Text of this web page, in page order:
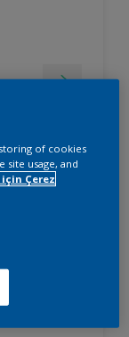
of cookies
site usage, and
Çerez